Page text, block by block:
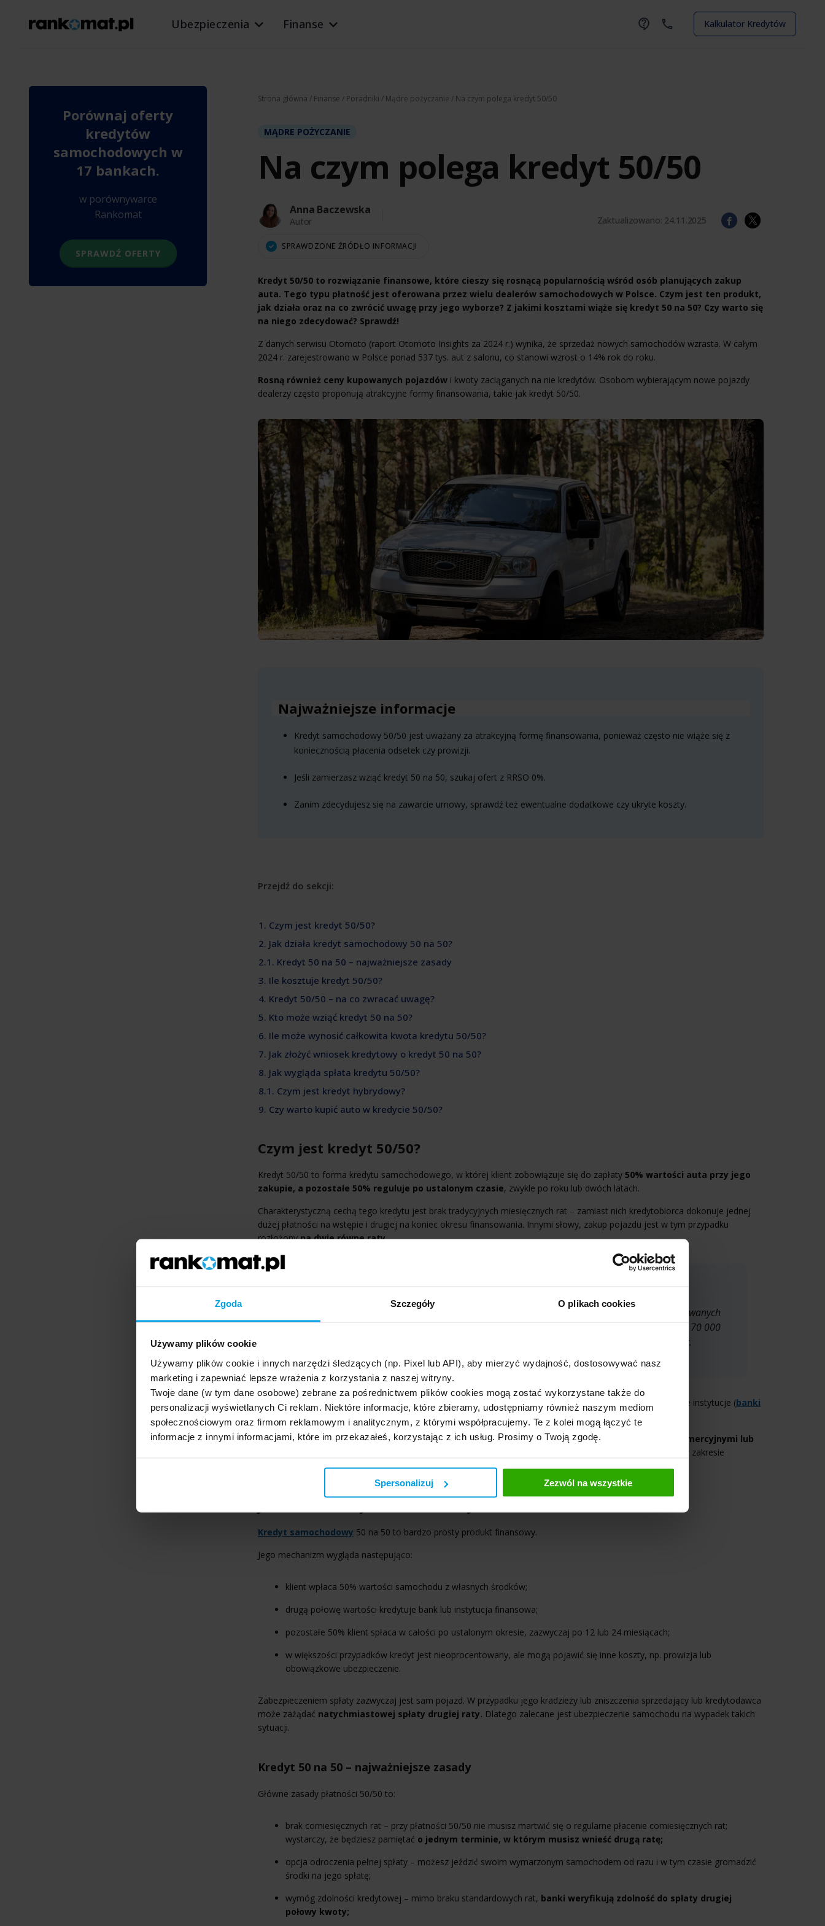
Zgoda Szczegóły O plikach cookies
Używamy plików cookie
Używamy plików cookie i innych narzędzi śledzących (np. Pixel lub API), aby mierzyć wydajność, dostosowywać nasz
marketing i zapewniać lepsze wrażenia z korzystania z naszej witryny.
Twoje dane (w tym dane osobowe) zebrane za pośrednictwem plików cookies mogą zostać wykorzystane także do
personalizacji wyświetlanych Ci reklam. Niektóre informacje, które zbieramy, udostępniamy również naszym mediom
społecznościowym oraz firmom reklamowym i analitycznym, z którymi współpracujemy. Te z kolei mogą łączyć te
informacje z innymi informacjami, które im przekazałeś, korzystając z ich usług. Prosimy o Twoją zgodę.
Spersonalizuj Zezwól na wszystkie
Ubezpieczenia Finanse Kalkulator Kredytów
Porównaj oferty
kredytów
samochodowych w
17 bankach.
w porównywarce
Rankomat
SPRAWDŹ OFERTY
Strona główna / Finanse / Poradniki / Mądre pożyczanie / Na czym polega kredyt 50/50
MĄDRE POŻYCZANIE
Na czym polega kredyt 50/50
Anna Baczewska
Autor
SPRAWDZONE ŹRÓDŁO INFORMACJI
Zaktualizowano: 24.11.2025
Kredyt 50/50 to rozwiązanie finansowe, które cieszy się rosnącą popularnością wśród osób planujących zakup
auta. Tego typu płatność jest oferowana przez wielu dealerów samochodowych w Polsce. Czym jest ten produkt,
jak działa oraz na co zwrócić uwagę przy jego wyborze? Z jakimi kosztami wiąże się kredyt 50 na 50? Czy warto się
na niego zdecydować? Sprawdź!
Z danych serwisu Otomoto (raport Otomoto Insights za 2024 r.) wynika, że sprzedaż nowych samochodów wzrasta. W całym
2024 r. zarejestrowano w Polsce ponad 537 tys. aut z salonu, co stanowi wzrost o 14% rok do roku.
Rosną również ceny kupowanych pojazdów i kwoty zaciąganych na nie kredytów. Osobom wybierającym nowe pojazdy
dealerzy często proponują atrakcyjne formy finansowania, takie jak kredyt 50/50.
Najważniejsze informacje
Kredyt samochodowy 50/50 jest uważany za atrakcyjną formę finansowania, ponieważ często nie wiąże się z
koniecznością płacenia odsetek czy prowizji.
Jeśli zamierzasz wziąć kredyt 50 na 50, szukaj ofert z RRSO 0%.
Zanim zdecydujesz się na zawarcie umowy, sprawdź też ewentualne dodatkowe czy ukryte koszty.
Przejdź do sekcji:
1. Czym jest kredyt 50/50?
2. Jak działa kredyt samochodowy 50 na 50?
2.1. Kredyt 50 na 50 – najważniejsze zasady
3. Ile kosztuje kredyt 50/50?
4. Kredyt 50/50 – na co zwracać uwagę?
5. Kto może wziąć kredyt 50 na 50?
6. Ile może wynosić całkowita kwota kredytu 50/50?
7. Jak złożyć wniosek kredytowy o kredyt 50 na 50?
8. Jak wygląda spłata kredytu 50/50?
8.1. Czym jest kredyt hybrydowy?
9. Czy warto kupić auto w kredycie 50/50?
Czym jest kredyt 50/50?
Kredyt 50/50 to forma kredytu samochodowego, w której klient zobowiązuje się do zapłaty 50% wartości auta przy jego
zakupie, a pozostałe 50% reguluje po ustalonym czasie, zwykle po roku lub dwóch latach.
Charakterystyczną cechą tego kredytu jest brak tradycyjnych miesięcznych rat – zamiast nich kredytobiorca dokonuje jednej
dużej płatności na wstępie i drugiej na koniec okresu finansowania. Innymi słowy, zakup pojazdu jest w tym przypadku
rozłożonyna dwie równe raty.
Pan Tomasz chce kupić samochód o wartości 140 000 zł. Skorzystał u dealera z nieoprocentowanych
rat 50/50. Przy podpisaniu umowy dokonuje wpłaty własnej w wysokości 70 000 zł. Pozostałe 70 000
zł spłaci po roku. W tym czasie korzysta z pojazdu bez konieczności płacenia miesięcznych rat.
Warto wiedzieć! Zgodnie z ustawą Prawo bankowe kredyt może być udzielony wyłącznie przez uprawnione instytucje (banki
i SKOK-i), które podlegają nadzorowi KNF.
Dealerzy oferują zatem płatność 50/50 w formie kredytu samochodowegowe współpracy z bankami komercyjnymi lub
jak np. Toyota Bank czy Volkswagen Bank. Wówczas pośredniczą w zakresie
czynności faktycznych i prawnych związanych z zawieraniem umów kredytu.
Kredyt samochodowy 50 na 50 to bardzo prosty produkt finansowy.
Jego mechanizm wygląda następująco:
klient wpłaca 50% wartości samochodu z własnych środków;
drugą połowę wartości kredytuje bank lub instytucja finansowa;
pozostałe 50% klient spłaca w całości po ustalonym okresie, zazwyczaj po 12 lub 24 miesiącach;
w większości przypadków kredyt jest nieoprocentowany, ale mogą pojawić się inne koszty, np. prowizja lub
obowiązkowe ubezpieczenie.
Zabezpieczeniem spłaty zazwyczaj jest sam pojazd. W przypadku jego kradzieży lub zniszczenia sprzedający lub kredytodawca
może zażądać natychmiastowej spłaty drugiej raty. Dlatego zalecane jest ubezpieczenie samochodu na wypadek takich
sytuacji.
Kredyt 50 na 50 – najważniejsze zasady
Główne zasady płatności 50/50 to:
brak comiesięcznych rat – przy płatności 50/50 nie musisz martwić się o regularne płacenie comiesięcznych rat;
wystarczy, że będziesz pamiętać o jednym terminie, w którym musisz wnieść drugą ratę;
opcja odroczenia pełnej spłaty – możesz jeździć swoim wymarzonym samochodem od razu i w tym czasie gromadzić
środki na jego spłatę;
wymóg zdolności kredytowej – mimo braku standardowych rat, banki weryfikują zdolność do spłaty drugiej
połowy kwoty;